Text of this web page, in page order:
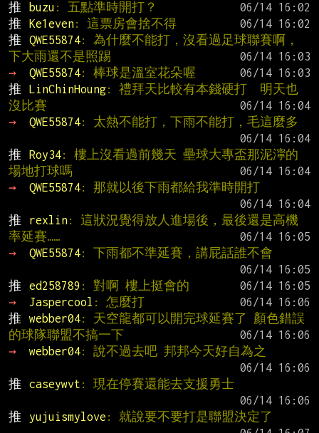
推
buzu : 五點準時開打？
推
Ke1even: 這票房會捨不得
推
QWE55874: 為什麼不能打，沒看過足球聯賽啊，
下大雨還不是照踢
→
QWE55874: 棒球是溫室花朵喔
推
LinChinHoung: 禮拜天比較有本錢硬打  明天也
沒比賽
→
QWE55874: 太熱不能打，下雨不能打，毛這麼多
推
Roy34: 樓上沒看過前幾天 壘球大專盃那泥濘的
場地打球嗎
→
QWE55874: 那就以後下雨都給我準時開打
推
rexlin: 這狀況覺得放人進場後，最後還是高機
率延賽……
→
QWE55874: 下雨都不準延賽，講屁話誰不會
推
ed258789 : 對啊 樓上挺會的
→
Jaspercool : 怎麼打
推
webber04: 天空龍都可以開完球延賽了 顏色錯誤
的球隊聯盟不搞一下
→
webber04: 說不過去吧 邦邦今天好自為之
推
caseywvt : 現在停賽還能去支援勇士
推
yujuismylove : 就說要不要打是聯盟決定了